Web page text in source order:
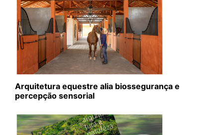
Arquitetura equestre alia biossegurança e
percepção sensorial